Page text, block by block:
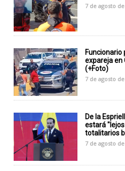
7 de agosto
Funcionario
expareja en
(+Foto)
7 de agosto
De la
estará
totalitarios
7 de agosto